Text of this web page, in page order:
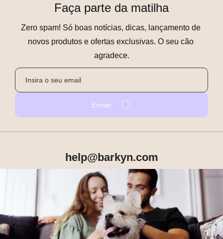
Faça parte da matilha
Zero spam! Só boas notícias, dicas, lançamento de
novos produtos e ofertas exclusivas. O seu cão
agradece.
Enviar
help@barkyn.com